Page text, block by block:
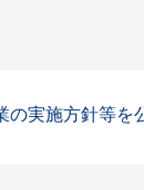
実施方針等